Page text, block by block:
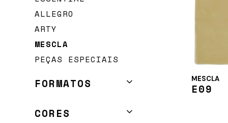
CONTACTOS
ALLEGRO
ARTY
MESCLA
PEÇAS ESPECIAIS
FORMATOS
QUADRADO 10X10
CORES
MESCLA
E09